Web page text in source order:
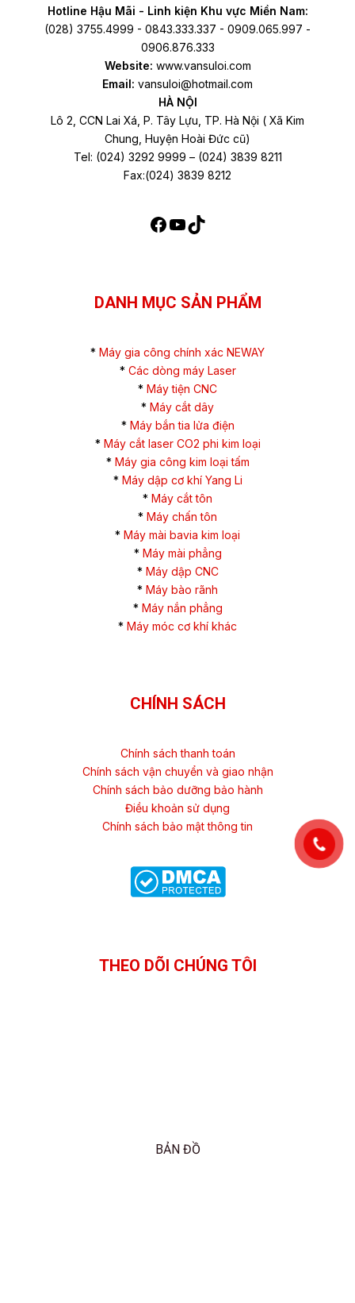
Hotline Hậu Mãi - Linh kiện Khu vực Miền Nam:
(028) 3755.4999 - 0843.333.337 - 0909.065.997 -
0906.876.333
Website: www.vansuloi.com
Email: vansuloi@hotmail.com
HÀ NỘI
Lô 2, CCN Lai Xá, P. Tây Lựu, TP. Hà Nội ( Xã Kim
Chung, Huyện Hoài Đức cũ)
Tel: (024) 3292 9999 – (024) 3839 8211
Fax:(024) 3839 8212
DANH MỤC SẢN PHẨM
* Máy gia công chính xác NEWAY
* Các dòng máy Laser
* Máy tiện CNC
* Máy cắt dây
* Máy bắn tia lửa điện
* Máy cắt laser CO2 phi kim loại
* Máy gia công kim loại tấm
* Máy dập cơ khí Yang Li
* Máy cắt tôn
* Máy chấn tôn
* Máy mài bavia kim loại
* Máy mài phẳng
* Máy dập CNC
* Máy bào rãnh
* Máy nắn phẳng
* Máy móc cơ khí khác
CHÍNH SÁCH
Chính sách thanh toán
Chính sách vận chuyển và giao nhận
Chính sách bảo dưỡng bảo hành
Điều khoản sử dụng
Chính sách bảo mật thông tin
THEO DÕI CHÚNG TÔI
BẢN ĐỒ